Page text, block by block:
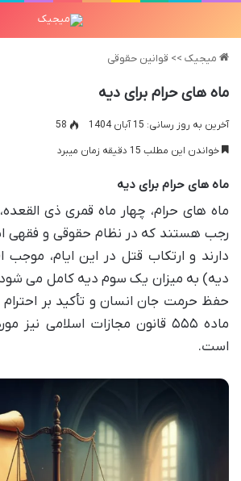
میجیک >> قوانین حقوقی
ماه های حرام برای دیه
آخرین به روز رسانی: 15 آبان 1404
58
خواندن این مطلب 15 دقیقه زمان میبرد
ماه های حرام برای دیه
ماه های حرام، چهار ماه قمری ذی
رجب هستند که در نظام حقوقی و فقهی
دارند و ارتکاب قتل در این ایام،
دیه) به میزان یک سوم دیه کامل می
حفظ حرمت جان انسان و تأکید بر
ماده ۵۵۵ قانون مجازات اسلامی
است.